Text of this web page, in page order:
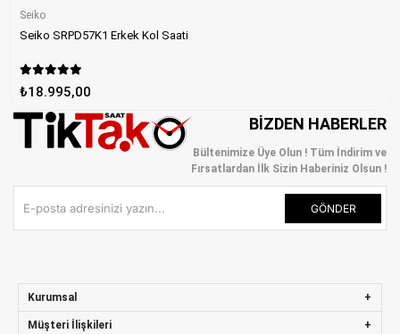
Seiko
Seiko SRPD57K1 Erkek Kol Saati
₺18.995,00
BIZDEN HABERLER
Bültenimize Üye Olun ! Tüm İndirim ve
Fırsatlardan İlk Sizin Haberiniz Olsun !
GÖNDER
Kurumsal
Müşteri İlişkileri